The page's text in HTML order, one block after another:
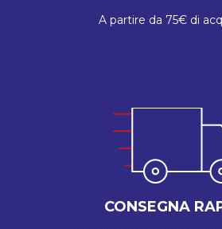
A partire da 75€ di
CONSEGNA